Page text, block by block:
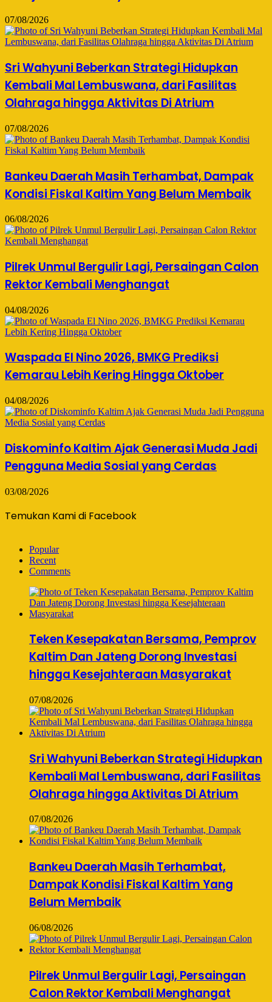
07/08/2026
Sri Wahyuni Beberkan Strategi Hidupkan
Kembali Mal Lembuswana, dari Fasilitas
Olahraga hingga Aktivitas Di Atrium
07/08/2026
Bankeu Daerah Masih Terhambat, Dampak
Kondisi Fiskal Kaltim Yang Belum Membaik
06/08/2026
Pilrek Unmul Bergulir Lagi, Persaingan Calon
Rektor Kembali Menghangat
04/08/2026
Waspada El Nino 2026, BMKG Prediksi
Kemarau Lebih Kering Hingga Oktober
04/08/2026
Diskominfo Kaltim Ajak Generasi Muda Jadi
Pengguna Media Sosial yang Cerdas
03/08/2026
Temukan Kami di Facebook
Popular
Recent
Comments
Teken Kesepakatan Bersama, Pemprov
Kaltim Dan Jateng Dorong Investasi
hingga Kesejahteraan Masyarakat
07/08/2026
Sri Wahyuni Beberkan Strategi Hidupkan
Kembali Mal Lembuswana, dari Fasilitas
Olahraga hingga Aktivitas Di Atrium
07/08/2026
Bankeu Daerah Masih Terhambat,
Dampak Kondisi Fiskal Kaltim Yang
Belum Membaik
06/08/2026
Pilrek Unmul Bergulir Lagi, Persaingan
Calon Rektor Kembali Menghangat